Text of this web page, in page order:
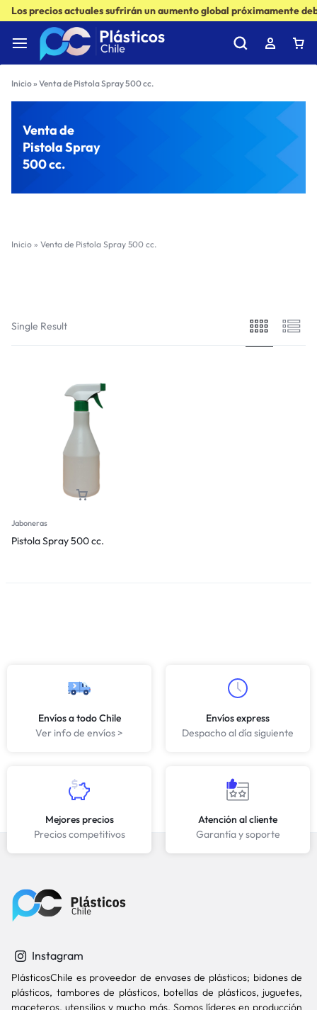
Los precios actuales sufrirán un aumento global próximamente
Inicio» Venta de Pistola Spray 500 cc.
Venta de
Pistola Spray
500 cc.
Inicio » Venta de Pistola Spray 500 cc.
Single Result
Jaboneras
Pistola Spray 500 cc.
Envíos a todo Chile
Ver info de envíos >
Envíos express
Despacho al día siguiente
Mejores precios
Precios competitivos
Atención al cliente
Garantía y soporte
Instagram
PlásticosChile es proveedor de envases de plásticos; bidones de
plásticos, tambores de plásticos, botellas de plásticos, juguetes,